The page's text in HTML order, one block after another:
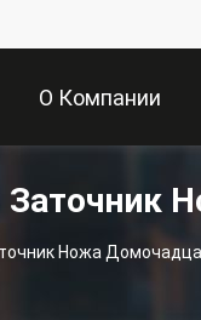
О Компании
Заточник
Ножа Домочадца